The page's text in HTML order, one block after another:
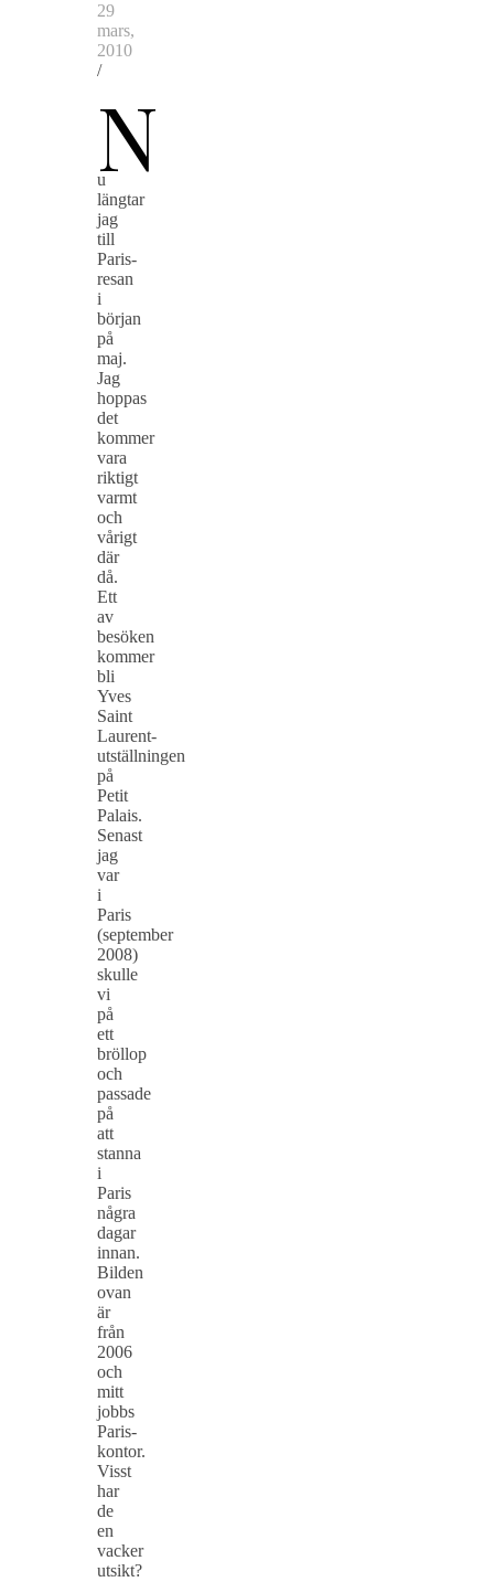
29
mars,
2010
/
N
u
längtar
jag
till
Paris-
resan
i
början
på
maj.
Jag
hoppas
det
kommer
vara
riktigt
varmt
och
vårigt
där
då.
Ett
av
besöken
kommer
bli
Yves
Saint
Laurent-
utställningen
på
Petit
Palais.
Senast
jag
var
i
Paris
(september
2008)
skulle
vi
på
ett
bröllop
och
passade
på
att
stanna
i
Paris
några
dagar
innan.
Bilden
ovan
är
från
2006
och
mitt
jobbs
Paris-
kontor.
Visst
har
de
en
vacker
utsikt?